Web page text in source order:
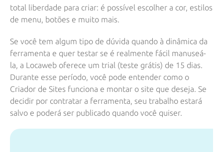
total liberdade para criar: é possível escolher a cor, estilos
de menu, botões e muito mais.
Se você tem algum tipo de dúvida quando à dinâmica da
ferramenta e quer testar se é realmente fácil manuseá-
la, a Locaweb oferece um trial (teste grátis) de 15 dias.
Durante esse período, você pode entender como o
Criador de Sites funciona e montar o site que deseja. Se
decidir por contratar a ferramenta, seu trabalho estará
salvo e poderá ser publicado quando você quiser.